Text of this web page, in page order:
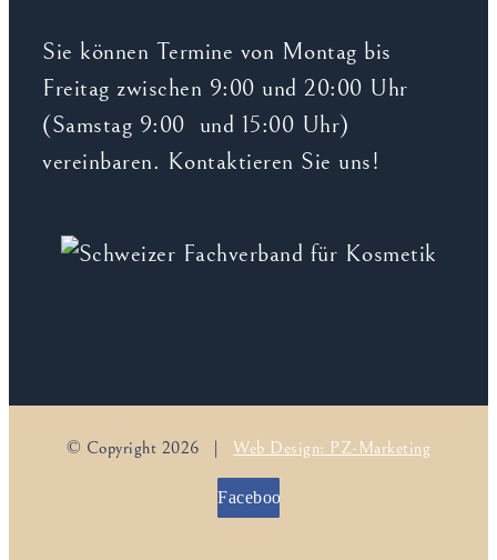
Sie können Termine von Montag bis
Freitag zwischen 9:00 und 20:00 Uhr
(Samstag 9:00 und 15:00 Uhr)
vereinbaren. Kontaktieren Sie uns!
© Copyright 2026 | Web Design: PZ-Marketing
Facebook